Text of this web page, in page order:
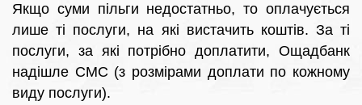
Якщо суми пільги недостатньо, то оплачується
лише ті послуги, на які вистачить коштів. За ті
послуги, за які потрібно доплатити, Ощадбанк
надішле СМС (з розмірами доплати по кожному
виду послуги).